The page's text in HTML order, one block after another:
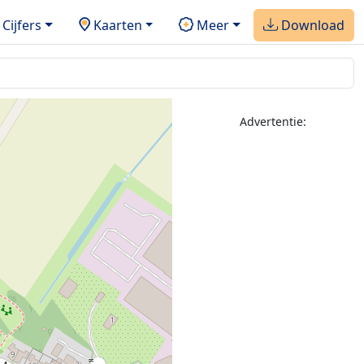
Cijfers Kaarten Meer Download
Advertentie: